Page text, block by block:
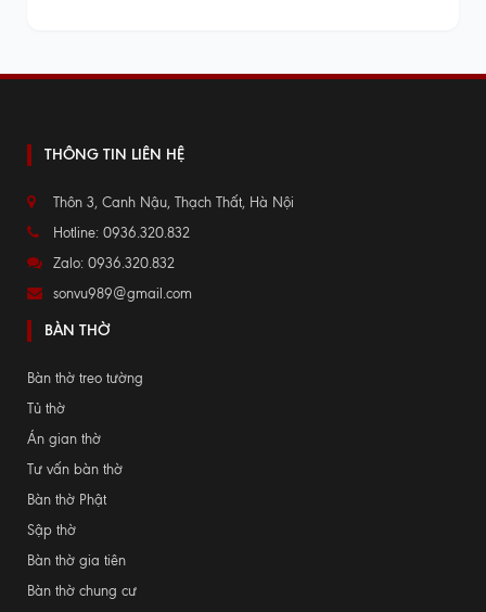
THÔNG TIN LIÊN HỆ
Thôn 3, Canh Nậu, Thạch Thất, Hà Nội
Hotline: 0936.320.832
Zalo: 0936.320.832
sonvu989@gmail.com
BÀN THỜ
Bàn thờ treo tường
Tủ thờ
Án gian thờ
Tư vấn bàn thờ
Bàn thờ Phật
Sập thờ
Bàn thờ gia tiên
Bàn thờ chung cư